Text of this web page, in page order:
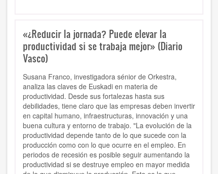
«¿Reducir la jornada? Puede elevar la
productividad si se trabaja mejor» (Diario
Vasco)
Susana Franco, investigadora sénior de Orkestra,
analiza las claves de Euskadi en materia de
productividad. Desde sus fortalezas hasta sus
debilidades, tiene claro que las empresas deben invertir
en capital humano, infraestructuras, innovación y una
buena cultura y entorno de trabajo. "La evolución de la
productividad depende tanto de lo que sucede con la
producción como con lo que ocurre en el empleo. En
periodos de recesión es posible seguir aumentando la
productividad si se destruye empleo en mayor medida